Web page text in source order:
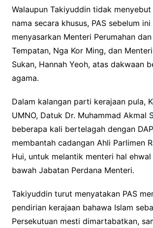
Walaupun Takiyuddin tidak menyebut
nama secara khusus, PAS sebelum
menyasarkan Menteri Perumahan dan
Tempatan, Nga Kor Ming, dan
Sukan, Hannah Yeoh, atas dakwaan
agama.
Dalam kalangan parti kerajaan pula,
UMNO, Datuk Dr. Muhammad Akmal
beberapa kali bertelagah dengan
membantah cadangan Ahli Parlimen
Hui, untuk melantik menteri hal
bawah Jabatan Perdana Menteri.
Takiyuddin turut menyatakan PAS
pendirian kerajaan bahawa Islam
Persekutuan mesti dimartabatkan,